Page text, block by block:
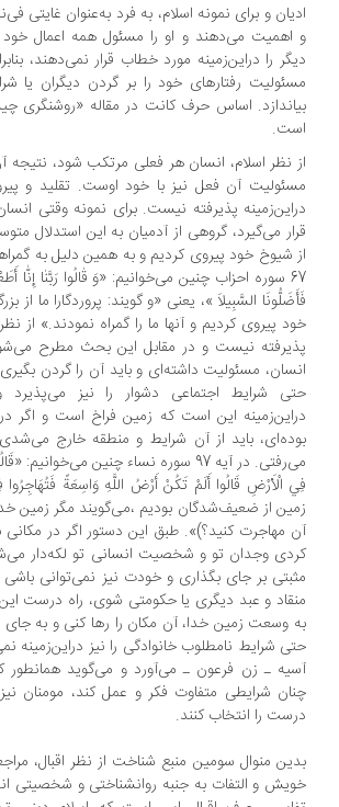
و برای نمونه اسلام، به فرد به‌عنوان غایتی فی‌نفسه
می‌دهند و او را مسئول همه اعمال خود
را دراین‌زمینه مورد خطاب قرار نمی‌دهند، بنابراین
رفتارهای خود را بر گردن دیگران یا شرایط
اساس حرف کانت در مقاله «روشنگری
نظر اسلام، انسان هر فعلی مرتکب شود، نتیجه آن را
آن فعل نیز با خود اوست. تقلید و پیروی از
پذیرفته نیست. برای نمونه وقتی انسان
می‌گیرد، گروهی از آدمیان به این استدلال متوسل
شیوخ خود پیروی کردیم و به همین دلیل به گمراهی
67 سوره احزاب چنین می‌خوانیم: «وَ قٰالُوا رَبَّنٰا إِنّٰا أَطَعْنٰا
السَّبِيلاَ »، یعنی «و گویند: پروردگارا ما از بزرگان و
پیروی کردیم و آنها ما را گمراه نمودند.» از نظر
نیست و در مقابل این بحث مطرح می‌شود که
مسئولیت داشته‌ای و باید آن را گردن بگیری. قرآن
شرایط اجتماعی دشوار را نیز می‌پذیرد و سخن
این است که زمین فراخ است و اگر در جایی
باید از آن شرایط و منطقه خارج می‌شدی و به
می‌رفتی. در آیه 97 سوره نساء چنین می‌خوانیم:
الْأَرْضِ قَالُوا أَلَمْ تَكُنْ أَرْضُ اللَّهِ وَاسِعَةً فَتُهَاجِرُوا فِيهَا
از ضعیف‌شدگان بوديم ،مى‌گويند مگر زمين خدا وسيع
مهاجرت كنيد؟)». طبق این دستور اگر در مکانی
وجدان تو و شخصیت انسانی تو لکه‌دار می‌شود،
بر جای بگذاری و خودت نیز نمی‌توانی باشی و
و عبد دیگری یا حکومتی شوی، راه درست این است
وسعت زمین خدا، آن مکان را رها کنی و به جای بهتری
شرایط نامطلوب خانوادگی را نیز دراین‌زمینه
ـ زن فرعون ـ می‌آورد و می‌گوید همانطور که او
شرایطی متفاوت فکر و عمل کند، مومنان نیز وظیفه
را انتخاب کنند.
منوال سومین منبع شناخت از نظر اقبال، مراجعه
و التفات به جنبه روانشناختی و شخصیتی انسان